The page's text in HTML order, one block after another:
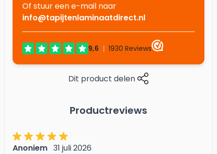
Of stuur een e-mail naar
info@tapijtenlaminaatdirect.nl
Dit product delen
Productreviews
Anoniem 31 juli 2026